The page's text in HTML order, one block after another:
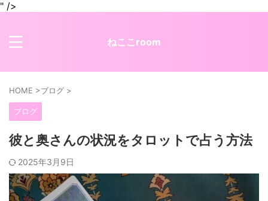
" />
ねここroom
HOME >ブログ >
ブログ
彼と奥さんの状況をタロットで占う方法
2025年3月9日